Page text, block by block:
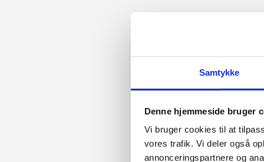
Samtykke
Denne hjemmeside bruger
Vi bruger cookies til at
vores trafik. Vi deler også
annonceringspartnere og